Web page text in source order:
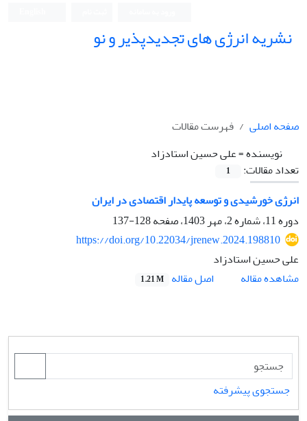
نشریه انرژی های تجدیدپذیر و نو
صفحه اصلی
فهرست مقالات
نویسنده =علی حسین استادزاد
تعداد مقالات:
1
انرژی خورشیدی و توسعه پایدار اقتصادی در ایران
دوره 11، شماره 2، مهر 1403، صفحه
128-137
https://doi.org/10.22034/jrenew.2024.198810
علی حسین استادزاد
مشاهده مقاله
اصل مقاله 1.21 M
جستجوی پیشرفته